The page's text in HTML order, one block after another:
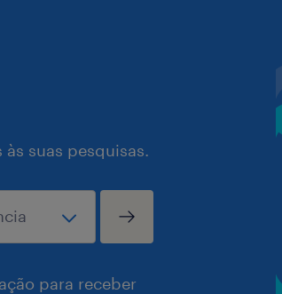
suas pesquisas.
para receber